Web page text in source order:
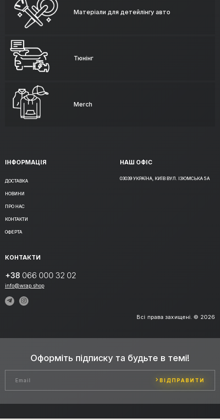
Матеріали для детейлінгу авто
Тюнінг
Merch
ІНФОРМАЦІЯ
ДОСТАВКА
НОВИНИ
ПРО НАС
КОНТАКТИ
ОФЕРТА
НАШ ОФІС
03039 УКРАЇНА, КИЇВ ВУЛ. ІЗЮМСЬКА 5А
КОНТАКТИ
+38 066 000 32 02
info@wrap.shop
Всі права захищені. © 2026
Оформіть підписку та будьте в темі!
ВІДПРАВИТИ